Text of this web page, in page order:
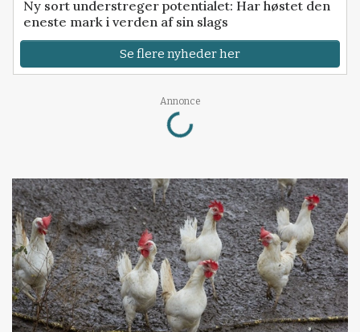
Ny sort understreger potentialet: Har høstet den
eneste mark i verden af sin slags
Se flere nyheder her
Annonce
Loading...